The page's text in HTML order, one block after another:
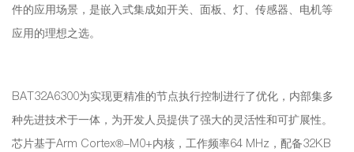
件的应用场景，是嵌入式集成如开关、面板、灯、传感器、电机等
应用的理想之选。
BAT32A6300为实现更精准的节点执行控制进行了优化，内部集多
种先进技术于一体，为开发人员提供了强大的灵活性和可扩展性。
芯片基于Arm Cortex®-M0+内核，工作频率64 MHz，配备32KB